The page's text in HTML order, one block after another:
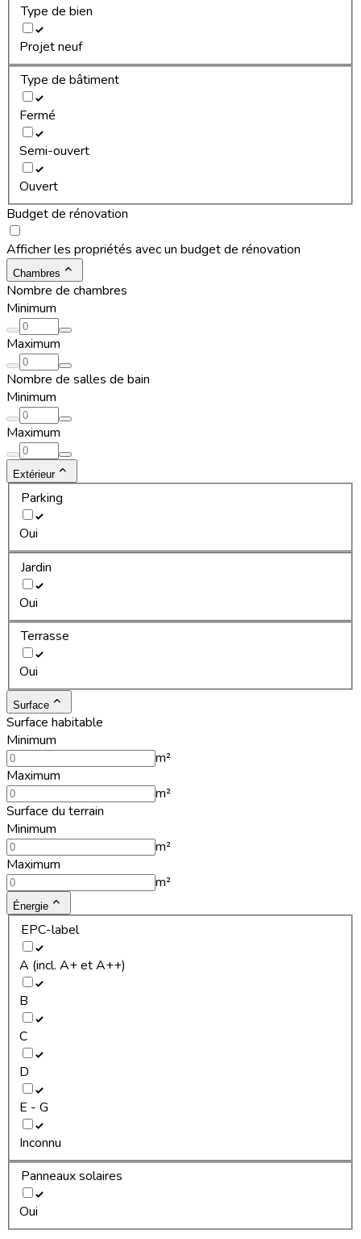
Type de bien
Projet neuf
Type de bâtiment
Fermé
Semi-ouvert
Ouvert
Budget de rénovation
Afficher les propriétés avec un budget de rénovation
Chambres
Nombre de chambres
Minimum
Maximum
Nombre de salles de bain
Minimum
Maximum
Extérieur
Parking
Oui
Jardin
Oui
Terrasse
Oui
Surface
Surface habitable
Minimum
m²
Maximum
m²
Surface du terrain
Minimum
m²
Maximum
m²
Énergie
EPC-label
A (incl. A+ et A++)
B
C
D
E - G
Inconnu
Panneaux solaires
Oui